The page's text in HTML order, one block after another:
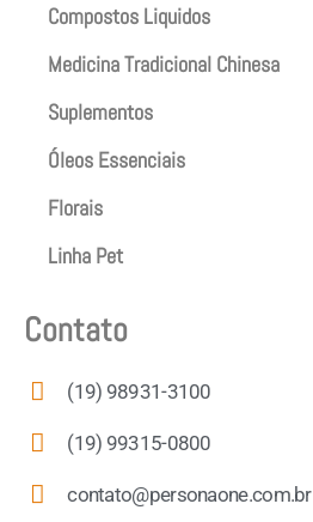
Compostos Liquidos
Medicina Tradicional Chinesa
Suplementos
Óleos Essenciais
Florais
Linha Pet
Contato
(19) 98931-3100
(19) 99315-0800
contato@personaone.com.br